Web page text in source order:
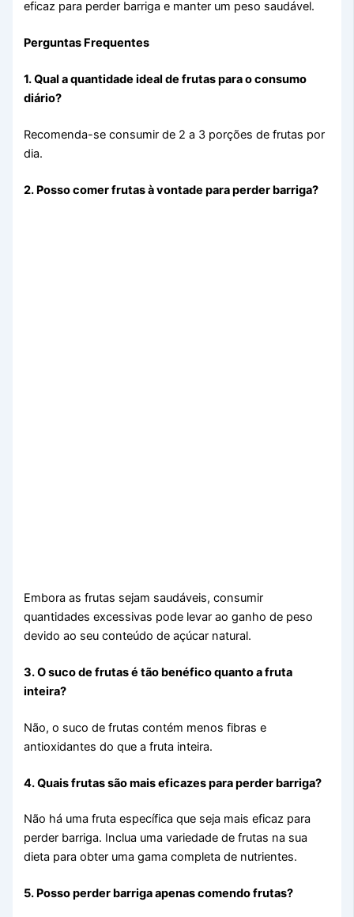
eficaz para perder barriga e manter um peso saudável.
Perguntas Frequentes
1. Qual a quantidade ideal de frutas para o consumo
diário?
Recomenda-se consumir de 2 a 3 porções de frutas por
dia.
2. Posso comer frutas à vontade para perder barriga?
Embora as frutas sejam saudáveis, consumir
quantidades excessivas pode levar ao ganho de peso
devido ao seu conteúdo de açúcar natural.
3. O suco de frutas é tão benéfico quanto a fruta
inteira?
Não, o suco de frutas contém menos fibras e
antioxidantes do que a fruta inteira.
4. Quais frutas são mais eficazes para perder barriga?
Não há uma fruta específica que seja mais eficaz para
perder barriga. Inclua uma variedade de frutas na sua
dieta para obter uma gama completa de nutrientes.
5. Posso perder barriga apenas comendo frutas?